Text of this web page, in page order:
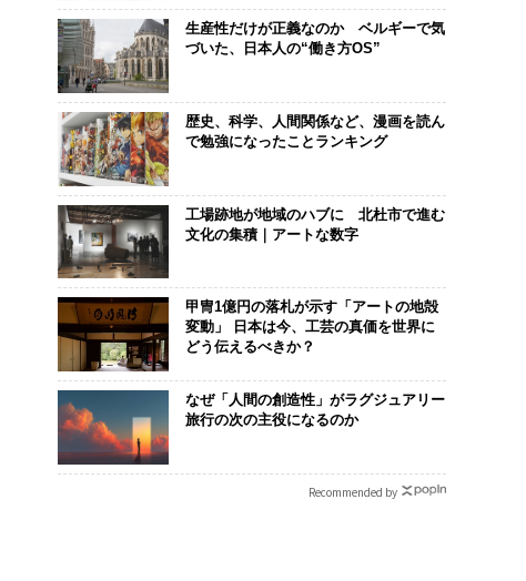
生産性だけが正義なのか ベルギーで気
づいた、日本人の“働き方OS”
歴史、科学、人間関係など、漫画を読ん
で勉強になったことランキング
工場跡地が地域のハブに 北杜市で進む
文化の集積｜アートな数字
甲冑1億円の落札が示す「アートの地殻
変動」 日本は今、工芸の真価を世界に
どう伝えるべきか？
なぜ「人間の創造性」がラグジュアリー
旅行の次の主役になるのか
Recommended by